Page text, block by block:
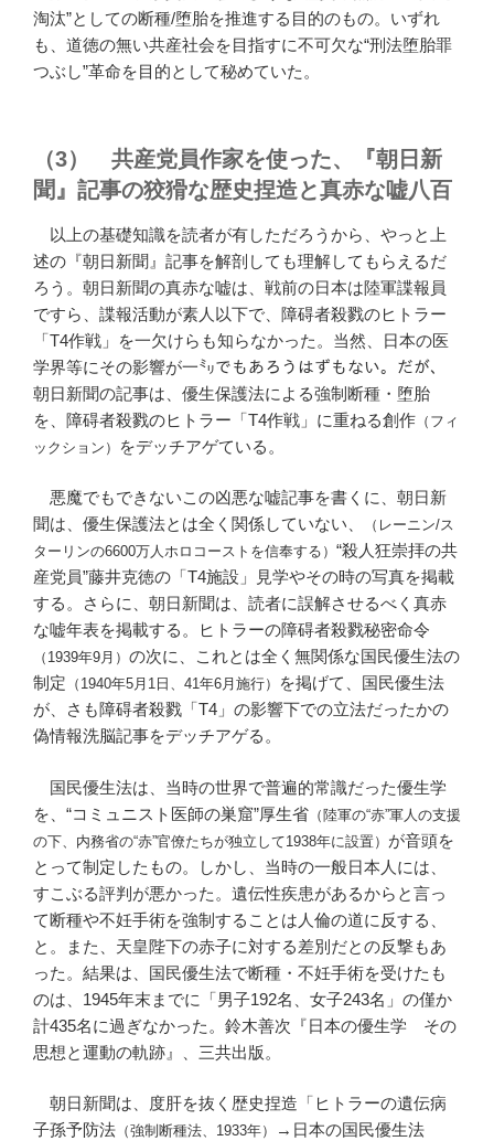
淘汰”としての断種/堕胎を推進する目的のもの。いずれ
も、道徳の無い共産社会を目指すに不可欠な“刑法堕胎罪
つぶし”革命を目的として秘めていた。
（3） 共産党員作家を使った、『朝日新
聞』記事の狡猾な歴史捏造と真赤な嘘八百
以上の基礎知識を読者が有しただろうから、やっと上
述の『朝日新聞』記事を解剖しても理解してもらえるだ
ろう。朝日新聞の真赤な嘘は、戦前の日本は陸軍諜報員
ですら、諜報活動が素人以下で、障碍者殺戮のヒトラー
「T4作戦」を一欠けらも知らなかった。当然、日本の医
学界等にその影響が一㍉でもあろうはずもない。だが、
朝日新聞の記事は、優生保護法による強制断種・堕胎
を、障碍者殺戮のヒトラー「T4作戦」に重ねる創作 （フィ
ックション）
をデッチアゲている。
悪魔でもできないこの凶悪な嘘記事を書くに、朝日新
聞は、優生保護法とは全く関係していない、
（レーニン/ス
ターリンの6600万人ホロコーストを信奉する） “殺人狂崇拝の共
産党員”藤井克徳の「T4施設」見学やその時の写真を掲載
する。さらに、朝日新聞は、読者に誤解させるべく真赤
な嘘年表を掲載する。ヒトラーの障碍者殺戮秘密命令
（1939年9月） の次に、これとは全く無関係な国民優生法の
制定 （1940年5月1日、41年6月施行）
を掲げて、国民優生法
が、さも障碍者殺戮「T4」の影響下での立法だったかの
偽情報洗脳記事をデッチアゲる。
国民優生法は、当時の世界で普遍的常識だった優生学
を、“コミュニスト医師の巣窟”厚生省 （陸軍の“赤”軍人の支援
の下、内務省の“赤”官僚たちが独立して1938年に設置） が音頭を
とって制定したもの。しかし、当時の一般日本人には、
すこぶる評判が悪かった。遺伝性疾患があるからと言っ
て断種や不妊手術を強制することは人倫の道に反する、
と。また、天皇陛下の赤子に対する差別だとの反撃もあ
った。結果は、国民優生法で断種・不妊手術を受けたも
のは、1945年末までに「男子192名、女子243名」の僅か
計435名に過ぎなかった。鈴木善次『日本の優生学 その
思想と運動の軌跡』、三共出版。
朝日新聞は、度肝を抜く歴史捏造「ヒトラーの遺伝病
子孫予防法 （強制断種法、1933年） →日本の国民優生法